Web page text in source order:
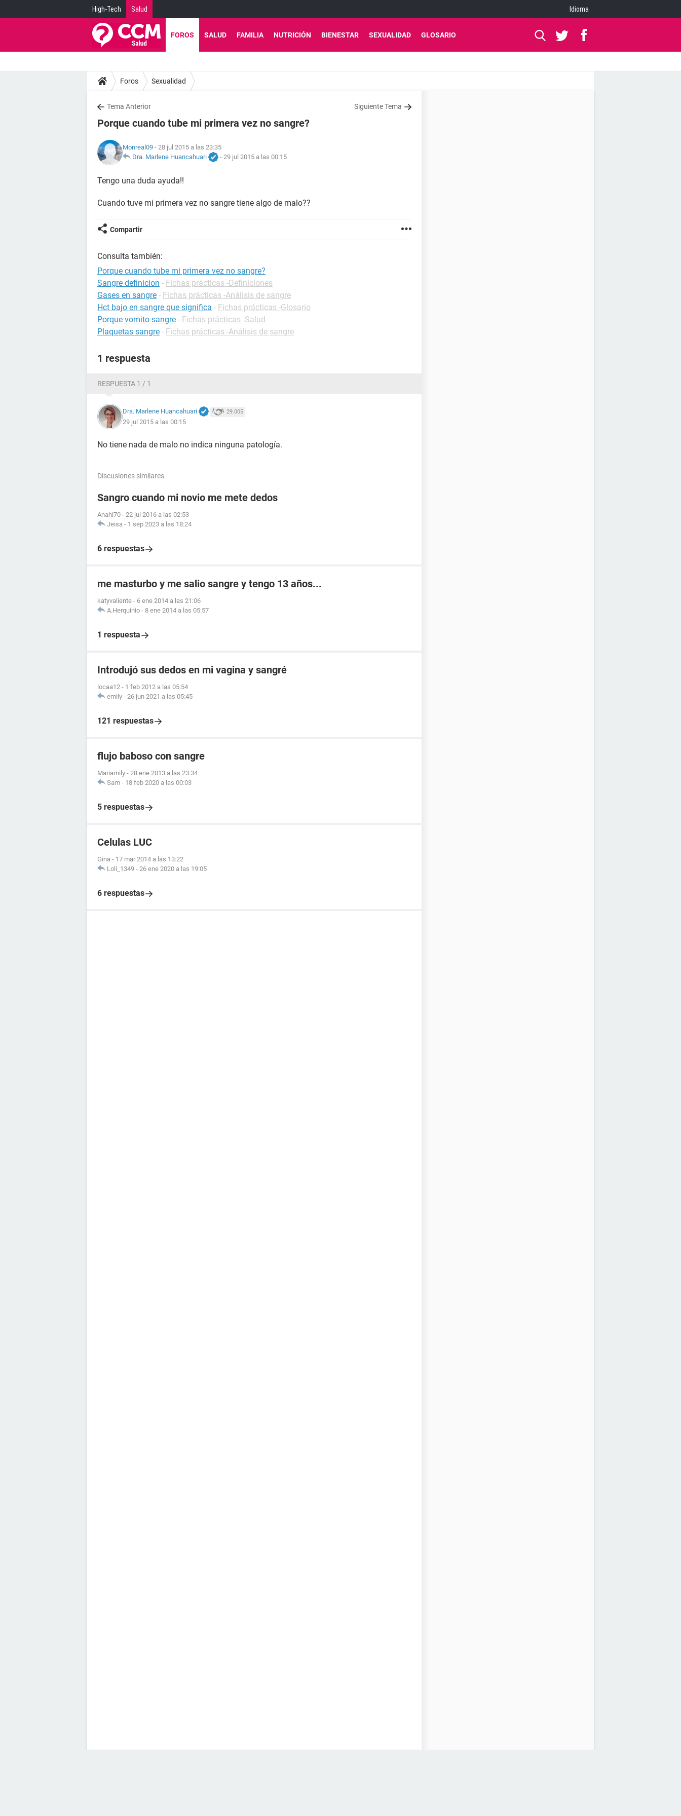
High-Tech Salud Idioma
FOROS SALUD FAMILIA NUTRICIÓN BIENESTAR SEXUALIDAD GLOSARIO
Foros Sexualidad
Tema Anterior Siguiente Tema
Porque cuando tube mi primera vez no sangre?
Monreal09 - 28 jul 2015 a las 23:35
Dra. Marlene Huancahuari
- 29 jul 2015 a las 00:15
Tengo una duda ayuda!!
Cuando tuve mi primera vez no sangre tiene algo de malo??
Compartir
Consulta también:
Porque cuando tube mi primera vez no sangre?
Sangre definicion - Fichas prácticas -Definiciones
Gases en sangre - Fichas prácticas -Análisis de sangre
Hct bajo en sangre que significa - Fichas prácticas -Glosario
Porque vomito sangre - Fichas prácticas -Salud
Plaquetas sangre - Fichas prácticas -Análisis de sangre
1 respuesta
RESPUESTA 1 / 1
Dra. Marlene Huancahuari 29.005
29 jul 2015 a las 00:15
No tiene nada de malo no indica ninguna patología.
Discusiones similares
Sangro cuando mi novio me mete dedos
Anahi70 - 22 jul 2016 a las 02:53
Jeisa - 1 sep 2023 a las 18:24
6 respuestas
me masturbo y me salio sangre y tengo 13 años...
katyvaliente - 6 ene 2014 a las 21:06
A.Herquinio - 8 ene 2014 a las 05:57
1 respuesta
Introdujó sus dedos en mi vagina y sangré
locaa12 - 1 feb 2012 a las 05:54
emily - 26 jun 2021 a las 05:45
121 respuestas
flujo baboso con sangre
Mariamily - 28 ene 2013 a las 23:34
Sam - 18 feb 2020 a las 00:03
5 respuestas
Celulas LUC
Gina - 17 mar 2014 a las 13:22
Loli_1349 - 26 ene 2020 a las 19:05
6 respuestas